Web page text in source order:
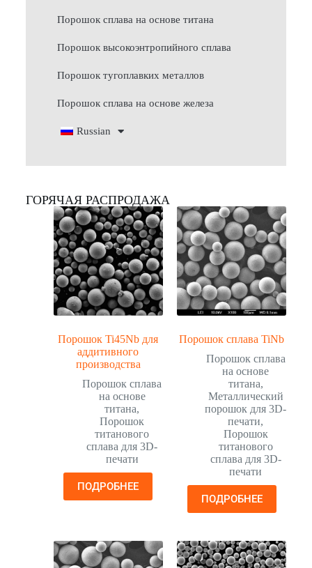
Порошок сплава на основе титана
Порошок высокоэнтропийного сплава
Порошок тугоплавких металлов
Порошок сплава на основе железа
Russian
ГОРЯЧАЯ РАСПРОДАЖА
Порошок Ti45Nb для
аддитивного
производства
Порошок сплава
на основе
титана,
Порошок
титанового
сплава для 3D-
печати
ПОДРОБНЕЕ
Порошок сплава TiNb
Порошок сплава
на основе
титана,
Металлический
порошок для 3D-
печати,
Порошок
титанового
сплава для 3D-
печати
ПОДРОБНЕЕ